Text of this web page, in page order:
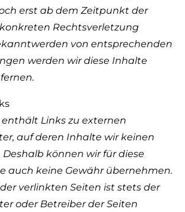
erst ab dem Zeitpunkt der
Rechtsverletzung
von entsprechenden
werden wir diese Inhalte
Links zu externen
auf deren Inhalte wir keinen
Deshalb können wir für diese
auch keine Gewähr übernehmen.
verlinkten Seiten ist stets der
oder Betreiber der Seiten